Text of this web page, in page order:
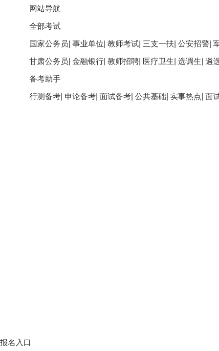
网站导航
全部考试
国家公务员 事业单位 教师考试 三支一扶 公安招警
甘肃公务员 金融银行 教师招聘 医疗卫生 选调生 遴
备考助手
行测备考 申论备考 面试备考 公共基础 实事热点 面
报名入口